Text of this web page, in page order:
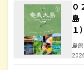
島
１
島旅